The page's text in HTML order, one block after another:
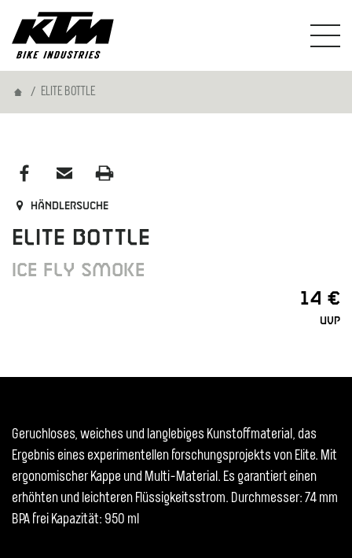
HomeELITE BOTTLE
Händlersuche
ELITE BOTTLE
ICE FLY SMOKE
14 €
UVP
Geruchloses, weiches und langlebiges Kunstoffmaterial, das
Ergebnis eines experimentellen forschungsprojekts von Elite. Mit
ergonomischer Kappe und Multi-Material. Es garantiert einen
erhöhten und leichteren Flüssigkeitsstrom. Durchmesser: 74 mm
BPA frei Kapazität: 950 ml